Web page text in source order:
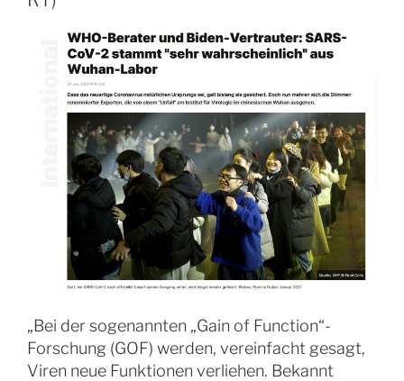
„Bei der sogenannten „Gain of Function“-
Forschung (GOF) werden, vereinfacht gesagt,
Viren neue Funktionen verliehen. Bekannt